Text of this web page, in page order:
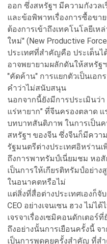
ออก ซึ่งสหรัฐฯ มีความกังวล
และข้อพิพาทเรื่องการซื้อข
ต้องการเข้าถึงเทคโนโลยีเ
ใหม่" (New Productive
ประเทศที่สำคัญคือ ประเด็น
อาจพยายามผลักดันให้สหรัฐ
"คัดค้าน" การแยกตัวเป็นเอก
คำว่าไม่สนับสนุน
นอกจากนี้ยังมีการประเมินว่
แร่หายาก" ที่จีนครองตลาด แ
บทบาทสันติภาพ ในการเป็น
สหรัฐฯ ของจีน ซึ่งจีนก็มีคว
รัฐมนตรีต่างประเทศอิหร่าน
ถึงการพาทรัมป์เนี่ยมชม หอ
เป็นการให้เกียรติทรัมป์อย่า
ในอนาคตหรือไม่
แต่สิ่งที่สื่อต่างประเทศเองก็จั
CEO อย่างเจนเซน ฮวง ไม่
เจรจาเรื่องเซมิคอนดักเตอร์
ถึงอย่างนั้นการเยือนครั้งนี้ จ
เป็นการพูดคุยครั้งสำคัญ ที่ส